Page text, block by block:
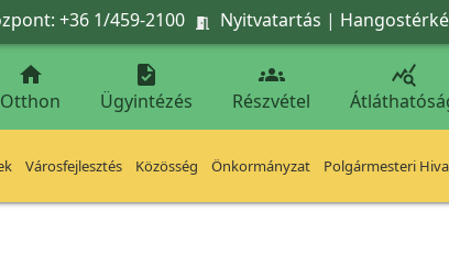
+36 1/459-2100  Nyitvatartás |

Otthon

Ügyintézés

Részvétel

Városfejlesztés Közösség Önkormányzat Polgármesteri